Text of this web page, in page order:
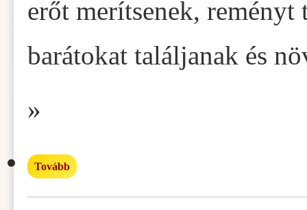
erőt merítsenek,
barátokat találjanak és
»
Tovább